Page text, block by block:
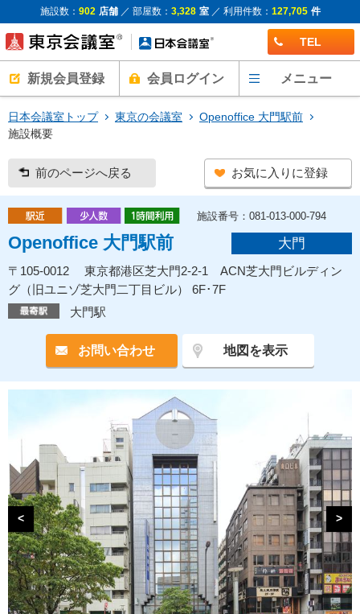
施設数： 902 店舗／ 部屋数： 3,328 室／ 利用件数： 127,705 件
TEL
新規会員登録 会員ログイン メニュー
日本会議室トップ 東京の会議室
Openoffice 大門駅前
施設概要
前のページへ戻る お気に入りに登録
施設番号：081-013-000-794
Openoffice 大門駅前 大門
〒105-0012 東京都港区芝大門2-2-1 ACN芝大門ビルディン
グ（旧ユニゾ芝大門二丁目ビル） 6F･7F
大門駅
お問い合わせ 地図を表示
< >